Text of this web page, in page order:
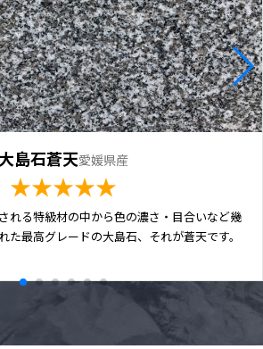
大島石蒼天愛媛県産
★★★★★
れる特級材の中から色の濃さ・目合いなど幾
た最高グレードの大島石、それが蒼天です。